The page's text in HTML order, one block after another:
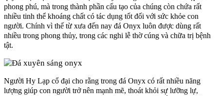
phong phú, mà trong thành phần cấu tạo của chúng còn chứa rất
nhiều tinh thể khoáng chất có tác dụng tốt đối với sức khỏe con
người. Chính vì thế từ xưa đến nay đá Onyx luôn được dùng rất
nhiều trong phong thủy, trong các nghi lễ thờ cúng và chữa trị bệnh
tật.
Người Hy Lạp cổ đại cho rằng trong đá Onyx có rất nhiều năng
lượng giúp con người trở nên mạnh mẽ, thoát khỏi sự lưỡng lự,